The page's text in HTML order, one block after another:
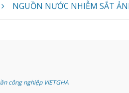
NGUỒN NƯỚC NHIỄM SẮT
công nghiệp VIETGHA